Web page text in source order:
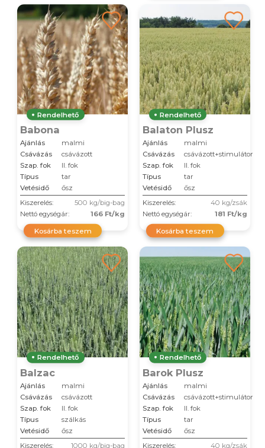
Rendelhető
Babona
Ajánlás
malmi
Csávázás
csávázott
Szap. fok
II. fok
Típus
tar
Vetésidő
ősz
Kiszerelés:
500 kg/big-bag
Nettó egységár:
166 Ft/kg
Kosárba teszem
Rendelhető
Balaton Plusz
Ajánlás
malmi
Csávázás
csávázott+stimulátor
Szap. fok
II. fok
Típus
tar
Vetésidő
ősz
Kiszerelés:
40 kg/zsák
Nettó egységár:
181 Ft/kg
Kosárba teszem
Rendelhető
Balzac
Ajánlás
malmi
Csávázás
csávázott
Szap. fok
II. fok
Típus
szálkás
Vetésidő
ősz
Kiszerelés:
1000 kg/big-bag
Rendelhető
Barok Plusz
Ajánlás
malmi
Csávázás
csávázott+stimulátor
Szap. fok
II. fok
Típus
tar
Vetésidő
ősz
Kiszerelés:
40 kg/zsák